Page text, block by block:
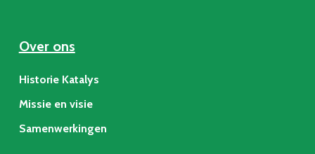
Over ons
Historie Katalys
Missie en visie
Samenwerkingen